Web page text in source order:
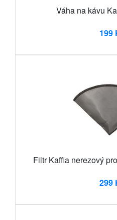
Váha na kávu
199
Filtr Kaffia nerezový
299